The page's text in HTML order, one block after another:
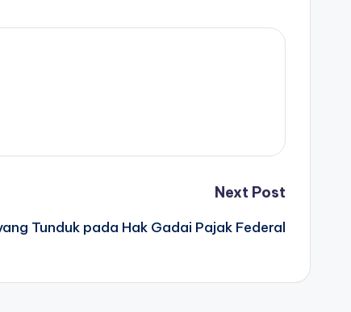
Next Post
Tunduk pada Hak Gadai Pajak Federal